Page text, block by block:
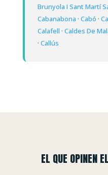
Brunyola I Sant Martí
Cabanabona · Cabó ·
Calafell · Caldes De
· Callús
EL QUE OPINEN